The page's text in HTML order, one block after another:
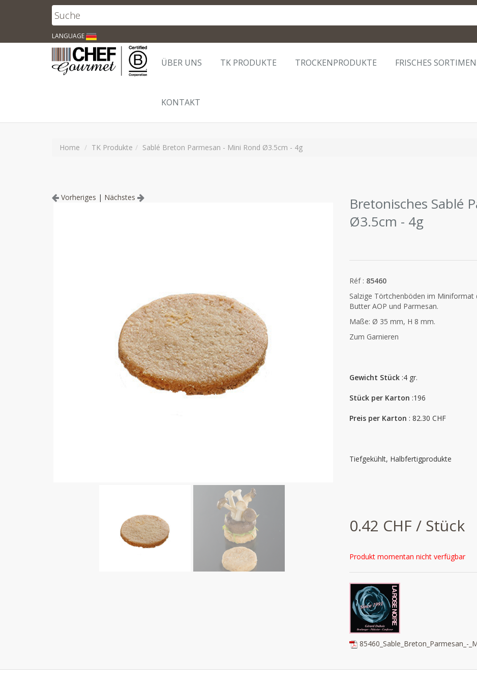
LANGUAGE
ÜBER UNS TK PRODUKTE TROCKENPRODUKTE FRISCHES
KONTAKT
Home TK Produkte Sablé Breton Parmesan - Mini Rond Ø3.5cm - 4g
Vorheriges | Nächstes
Bretonisches Sablé
Ø3.5cm - 4g
Réf : 85460
Salzige Törtchenböden im
Butter AOP und Parmesan.
Maße: Ø 35 mm, H 8 mm.
Zum Garnieren
Gewicht Stück :4 gr.
Stück per Karton :196
Preis per Karton : 82.30 CHF
Tiefgekühlt, Halbfertigprodukte
0.42 CHF / Stück
Produkt momentan nicht verfügbar
85460_Sable_Breton_Parmesan_-